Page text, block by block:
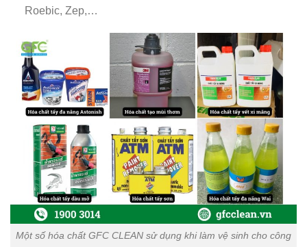
Roebic, Zep,…
Một số hóa chất GFC CLEAN sử dụng khi làm vệ sinh cho công